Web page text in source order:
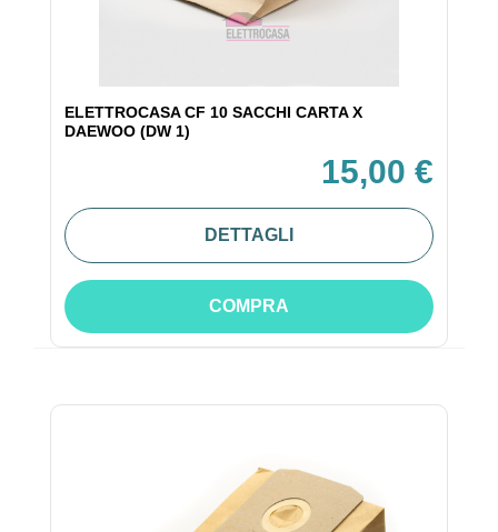
ELETTROCASA CF 10 SACCHI CARTA X
DAEWOO (DW 1)
15,00 €
DETTAGLI
COMPRA